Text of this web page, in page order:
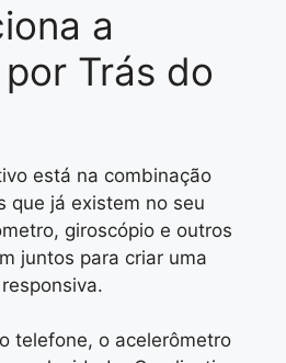
a
Trás do
está na combinação
que já existem no seu
giroscópio e outros
juntos para criar uma
telefone, o acelerômetro